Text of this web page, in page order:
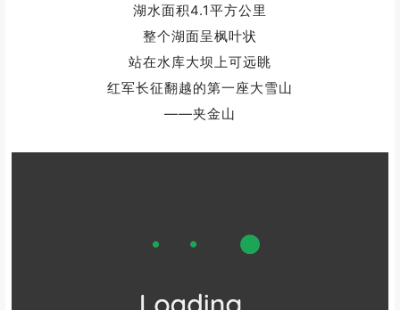
湖水面积4.1平方公里
整个湖面呈枫叶状
站在水库大坝上可远眺
红军长征翻越的第一座大雪山
——夹金山